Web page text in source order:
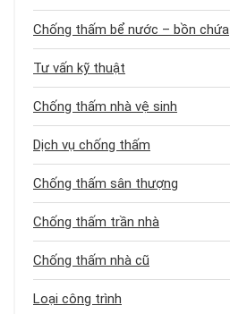
Chống thấm bể nước – bồn chứa
Tư vấn kỹ thuật
Chống thấm nhà vệ sinh
Dịch vụ chống thấm
Chống thấm sân thượng
Chống thấm trần nhà
Chống thấm nhà cũ
Loại công trình